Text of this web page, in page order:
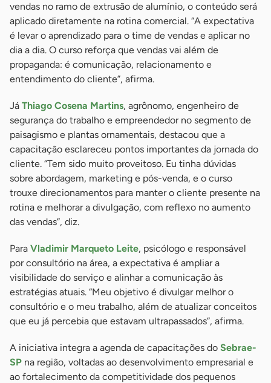
vendas no ramo de extrusão de alumínio, o conteúdo será
aplicado diretamente na rotina comercial. “A expectativa
é levar o aprendizado para o time de vendas e aplicar no
dia a dia. O curso reforça que vendas vai além de
propaganda: é comunicação, relacionamento e
entendimento do cliente”, afirma.
Já Thiago Cosena Martins, agrônomo, engenheiro de
segurança do trabalho e empreendedor no segmento de
paisagismo e plantas ornamentais, destacou que a
capacitação esclareceu pontos importantes da jornada do
cliente. “Tem sido muito proveitoso. Eu tinha dúvidas
sobre abordagem, marketing e pós-venda, e o curso
trouxe direcionamentos para manter o cliente presente na
rotina e melhorar a divulgação, com reflexo no aumento
das vendas”, diz.
Para Vladimir Marqueto Leite, psicólogo e responsável
por consultório na área, a expectativa é ampliar a
visibilidade do serviço e alinhar a comunicação às
estratégias atuais. “Meu objetivo é divulgar melhor o
consultório e o meu trabalho, além de atualizar conceitos
que eu já percebia que estavam ultrapassados”, afirma.
A iniciativa integra a agenda de capacitações do Sebrae-
SP na região, voltadas ao desenvolvimento empresarial e
ao fortalecimento da competitividade dos pequenos